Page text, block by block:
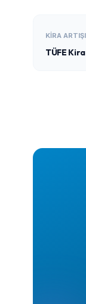
KIRA ARTIŞI
TÜFE